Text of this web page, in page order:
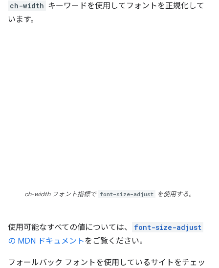
ch-width キーワードを使用してフォントを正規化して
います。
ch-width フォント指標で font-size-adjust を使用する。
使用可能なすべての値については、 font-size-adjust
の MDN ドキュメントをご覧ください。
フォールバック フォントを使用しているサイトをチェッ